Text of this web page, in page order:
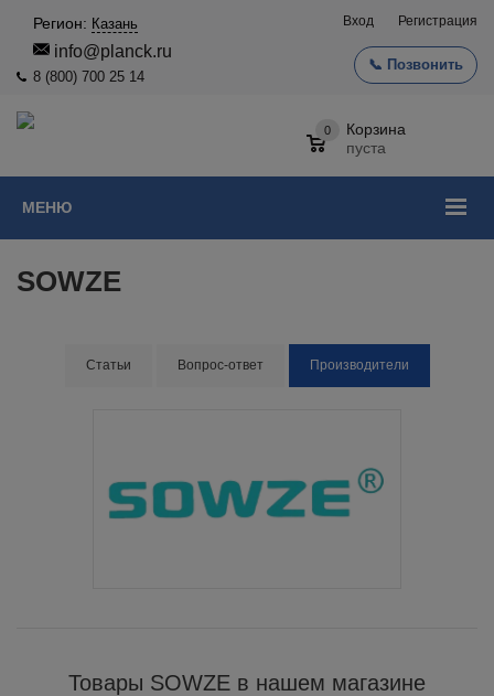
Регион: Казань
info@planck.ru
8 (800) 700 25 14
📞 Позвонить
Вход Регистрация
МЕНЮ
0
Корзина
пуста
SOWZE
Статьи Вопрос-ответ Производители
Товары SOWZE в нашем магазине